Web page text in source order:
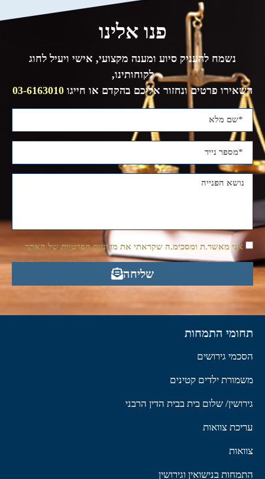
פנו אלינו
נשמח להעניק סיוע ומענה מקצועי, אישי ויעיל לחוג
לקוחותינו,
השאירו פרטים ונחזור אליכם בהקדם או חייגו 03-6163010
אני מאשר.ת ומסכימ.ה שקראתי את מדיניות הפרטיות של האתר
שליחה
תחומי התמחות
הסכמי גירושים
משמורת ילדים קטינים
גירושין/ שלום בית בבית הדין הרבני
עריכת צוואות
צוואות
התמחות בנישואין וגירושין